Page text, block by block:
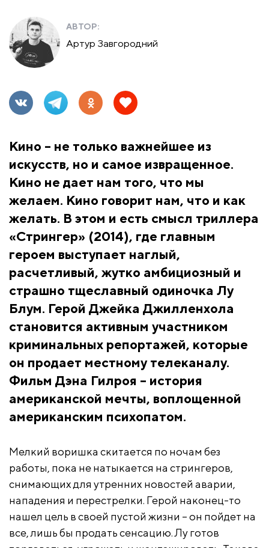
АВТОР:
Артур Завгородний
Кино – не только важнейшее из
искусств, но и самое извращенное.
Кино не дает нам того, что мы
желаем. Кино говорит нам, что и как
желать. В этом и есть смысл триллера
«Стрингер» (2014), где главным
героем выступает наглый,
расчетливый, жутко амбициозный и
страшно тщеславный одиночка Лу
Блум. Герой Джейка Джилленхола
становится активным участником
криминальных репортажей, которые
он продает местному телеканалу.
Фильм Дэна Гилроя – история
американской мечты, воплощенной
американским психопатом.
Мелкий воришка скитается по ночам без
работы, пока не натыкается на стрингеров,
снимающих для утренних новостей аварии,
нападения и перестрелки. Герой наконец-то
нашел цель в своей пустой жизни – он пойдет на
все, лишь бы продать сенсацию. Лу готов